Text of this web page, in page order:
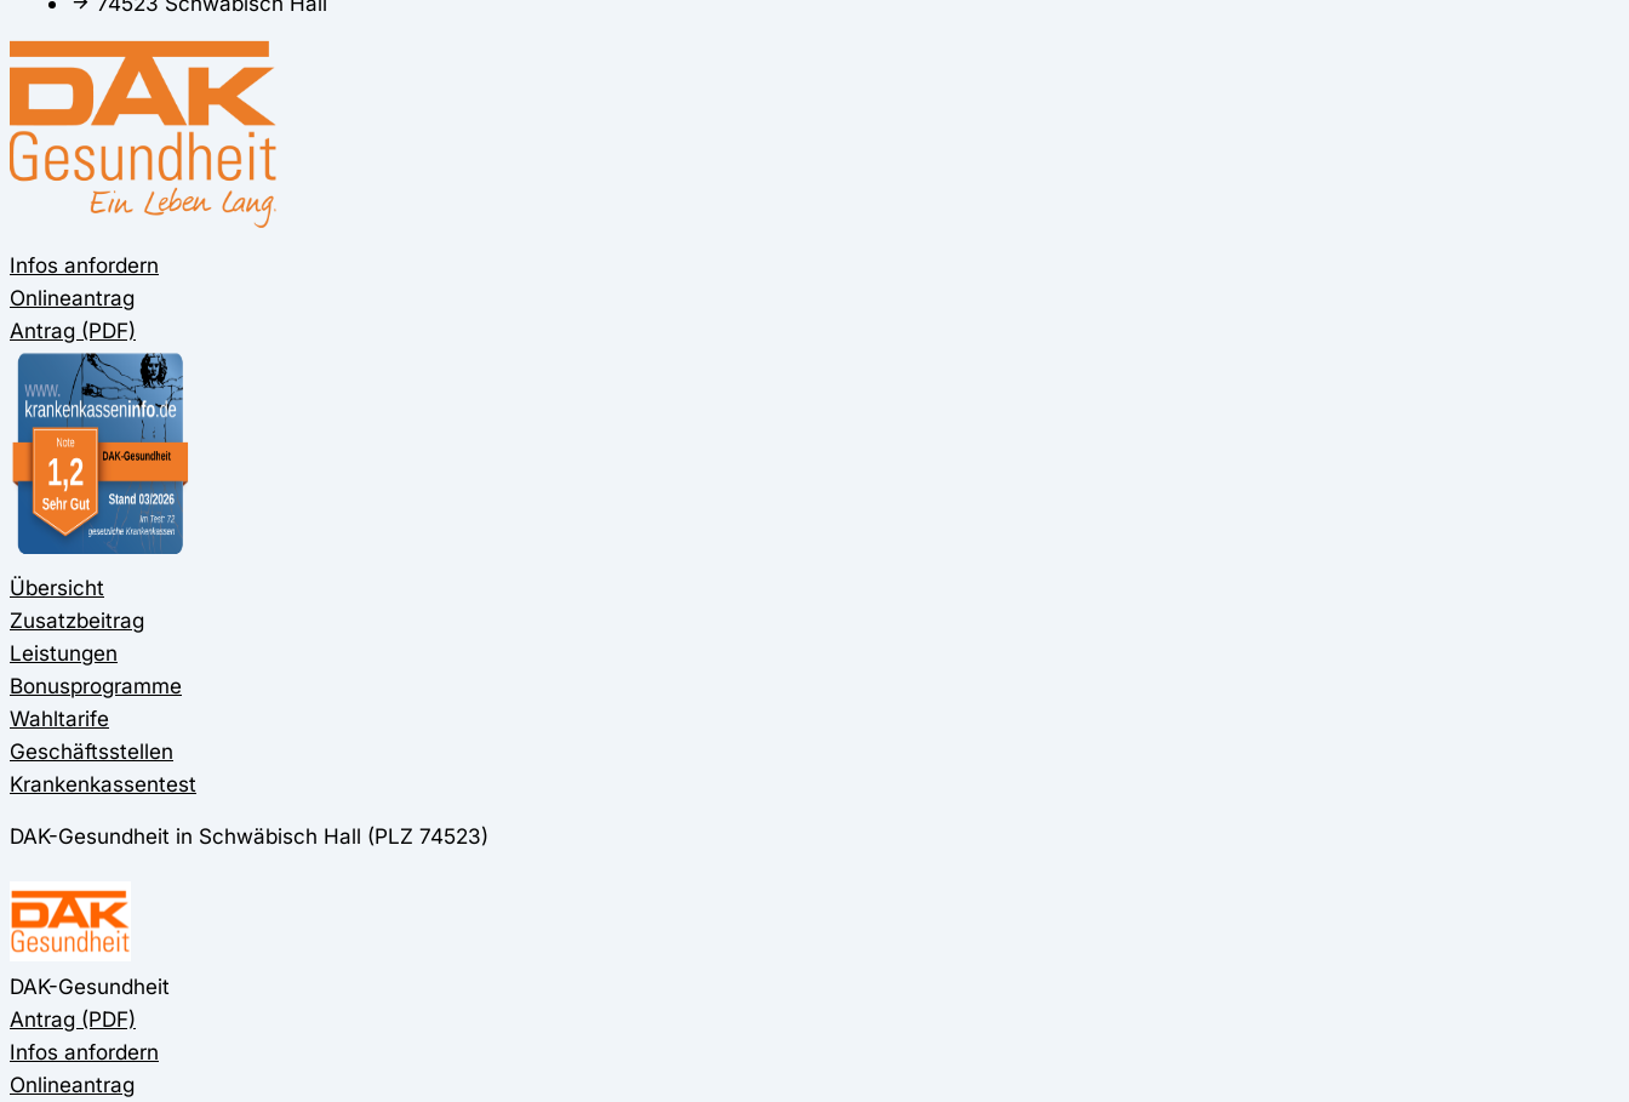
Infos anfordern
Onlineantrag
Antrag (PDF)
Übersicht
Zusatzbeitrag
Leistungen
Bonusprogramme
Wahltarife
Geschäftsstellen
Krankenkassentest
DAK-Gesundheit in Schwäbisch Hall (PLZ 74523)
DAK-Gesundheit
Antrag (PDF)
Infos anfordern
Onlineantrag